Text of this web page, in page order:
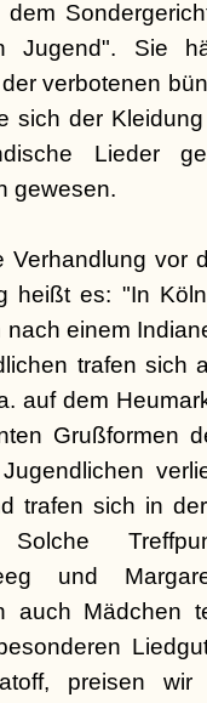
Jugend". Sie
verbotenen
sich der
Lieder
gewesen.
vor
heißt es: "In
einem
trafen sich
auf dem
Grußformen
trafen sich in
Solche
und
auch Mädchen
preisen